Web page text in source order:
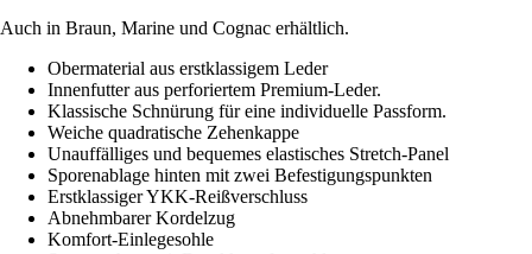
Auch in Braun, Marine und Cognac erhältlich.
Obermaterial aus erstklassigem Leder
Innenfutter aus perforiertem Premium-Leder.
Klassische Schnürung für eine individuelle Passform.
Weiche quadratische Zehenkappe
Unauffälliges und bequemes elastisches Stretch-Panel
Sporenablage hinten mit zwei Befestigungspunkten
Erstklassiger YKK-Reißverschluss
Abnehmbarer Kordelzug
Komfort-Einlegesohle